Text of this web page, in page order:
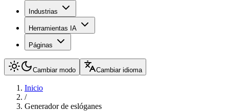
Industrias
Herramientas IA
Páginas
Cambiar modo Cambiar idioma
Inicio
/
Generador de eslóganes